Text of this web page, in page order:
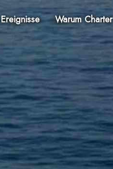
Ereignisse Warum Charter